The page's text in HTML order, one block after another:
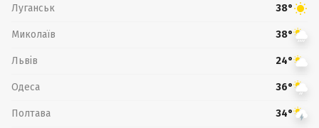
Луганськ 38°
Миколаїв 38°
Львів 24°
Одеса 36°
Полтава 34°